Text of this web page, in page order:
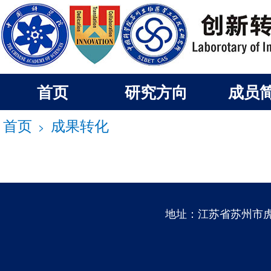
首页 研究方向 成员
首页 > 成果转化
地址：江苏省苏州市